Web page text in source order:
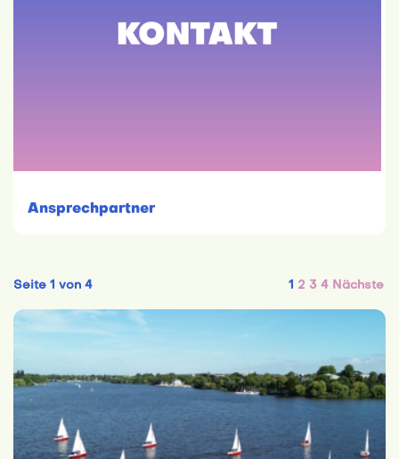
Ansprechpartner
Seite 1 von 4 1 2 3 4 Nächste